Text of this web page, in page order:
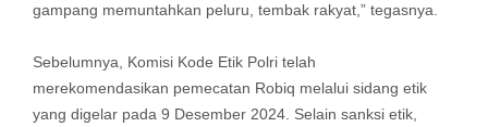
gampang memuntahkan peluru, tembak rakyat,” tegasnya.
Sebelumnya, Komisi Kode Etik Polri telah
merekomendasikan pemecatan Robiq melalui sidang etik
yang digelar pada 9 Desember 2024. Selain sanksi etik,